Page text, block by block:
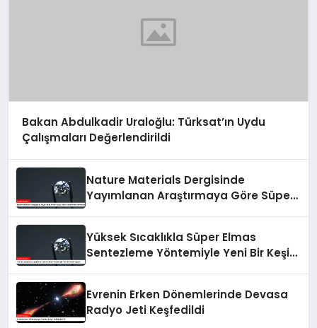
Bakan Abdulkadir Uraloğlu: Türksat’ın Uydu
Çalışmaları Değerlendirildi
Nature Materials Dergisinde
Yayımlanan Araştırmaya Göre Süper
Yüksek Sıcaklıkla Süper Elmas
Sentezleme Yöntemiyle Yeni Bir Keşif
Evrenin Erken Dönemlerinde Devasa
Radyo Jeti Keşfedildi